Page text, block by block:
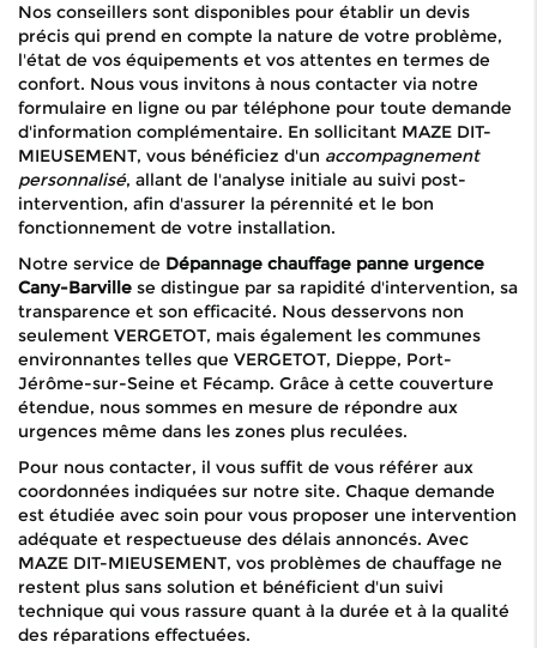
Nos conseillers sont disponibles pour établir un devis
précis qui prend en compte la nature de votre problème,
l'état de vos équipements et vos attentes en termes de
confort. Nous vous invitons à nous contacter via notre
formulaire en ligne ou par téléphone pour toute demande
d'information complémentaire. En sollicitant MAZE DIT-
MIEUSEMENT, vous bénéficiez d'un accompagnement
personnalisé, allant de l'analyse initiale au suivi post-
intervention, afin d'assurer la pérennité et le bon
fonctionnement de votre installation.
Notre service de Dépannage chauffage panne urgence
Cany-Barville se distingue par sa rapidité d'intervention, sa
transparence et son efficacité. Nous desservons non
seulement VERGETOT, mais également les communes
environnantes telles que VERGETOT, Dieppe, Port-
Jérôme-sur-Seine et Fécamp. Grâce à cette couverture
étendue, nous sommes en mesure de répondre aux
urgences même dans les zones plus reculées.
Pour nous contacter, il vous suffit de vous référer aux
coordonnées indiquées sur notre site. Chaque demande
est étudiée avec soin pour vous proposer une intervention
adéquate et respectueuse des délais annoncés. Avec
MAZE DIT-MIEUSEMENT, vos problèmes de chauffage ne
restent plus sans solution et bénéficient d'un suivi
technique qui vous rassure quant à la durée et à la qualité
des réparations effectuées.